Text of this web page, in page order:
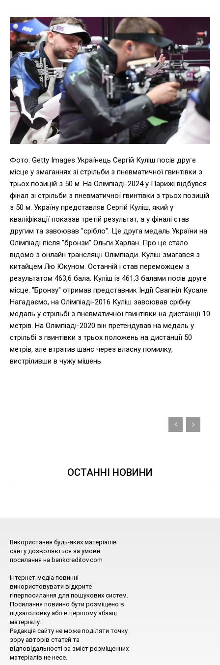
Фото: Getty Images Українець Сергій Куліш посів друге
місце у змаганнях зі стрільби з пневматичної гвинтівки з
трьох позицій з 50 м. На Олімпіаді-2024 у Парижі відбувся
фінал зі стрільби з пневматичної гвинтівки з трьох позицій
з 50 м. Україну представляв Сергій Куліш, який у
кваліфікації показав третій результат, а у фіналі став
другим та завоював "срібло". Це друга медаль України на
Олімпіаді після "бронзи" Ольги Харлан. Про це стало
відомо з онлайн трансляції Олімпіади. Куліш змагався з
китайцем Лю Юкуном. Останній і став переможцем з
результатом 463,6 бала. Куліш із 461,3 балами посів друге
місце. "Бронзу" отримав представник Індії Свапніл Кусале.
Нагадаємо, на Олімпіаді-2016 Куліш завоював срібну
медаль у стрільбі з пневматичної гвинтівки на дистанції 10
метрів. На Олімпіаді-2020 він претендував на медаль у
стрільбі з гвинтівки з трьох положень на дистанції 50
метрів, але втратив шанс через власну помилку,
вистріливши в чужу мішень.
ОСТАННІ НОВИНИ
Використання будь-яких матеріалів
сайту дозволяється за умови
посилання на bankcreditov.com
Інтернет-медіа повинні
використовувати відкрите
гіперпосилання для пошукових систем.
Посилання повинно бути розміщено в
підзаголовку або в першому абзаці
матеріалу.
Редакція сайту не може поділяти точку
зору авторів статей та
відповідальності за зміст розміщенних
матеріалів не несе.